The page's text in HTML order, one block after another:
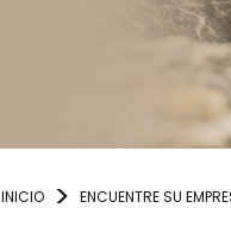
INICIO ENCUENTRE SU